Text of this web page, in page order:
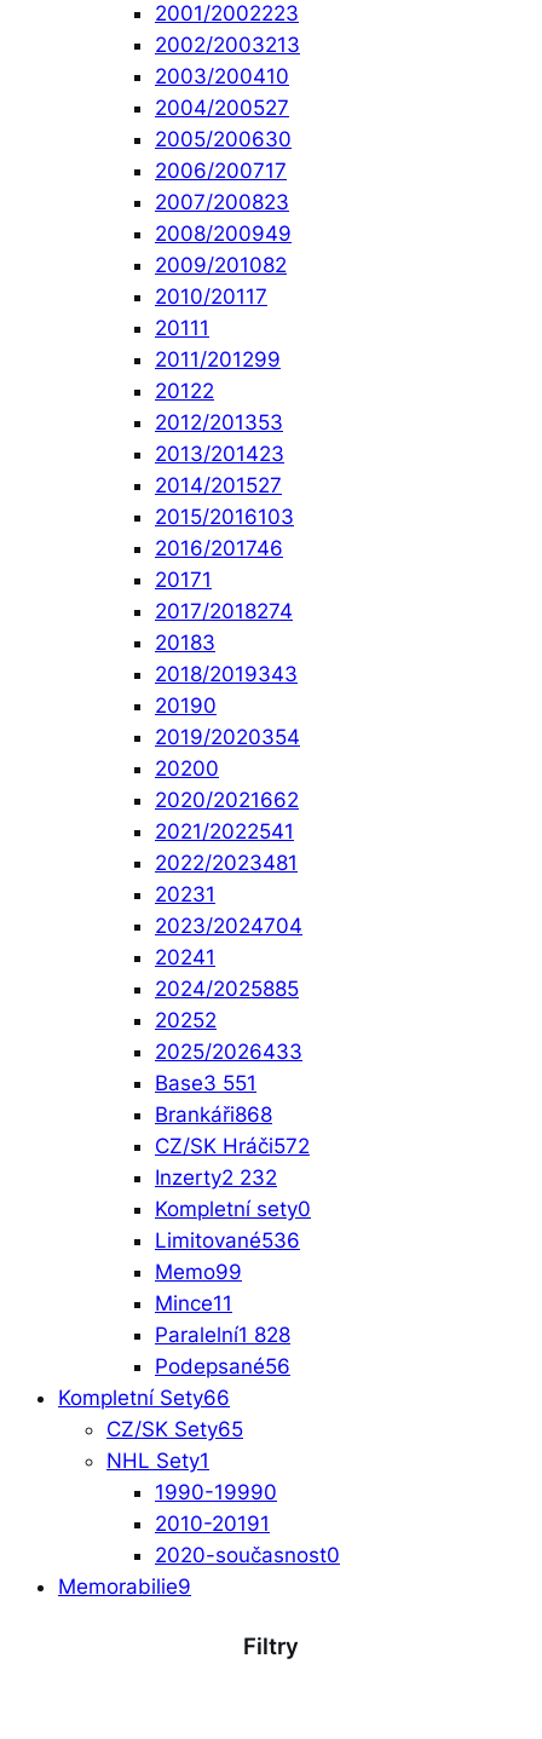
2001/2002223
2002/2003213
2003/200410
2004/200527
2005/200630
2006/200717
2007/200823
2008/200949
2009/201082
2010/20117
20111
2011/201299
20122
2012/201353
2013/201423
2014/201527
2015/2016103
2016/201746
20171
2017/2018274
20183
2018/2019343
20190
2019/2020354
20200
2020/2021662
2021/2022541
2022/2023481
20231
2023/2024704
20241
2024/2025885
20252
2025/2026433
Base3 551
Brankáři868
CZ/SK Hráči572
Inzerty2 232
Kompletní sety0
Limitované536
Memo99
Mince11
Paralelní1 828
Podepsané56
Kompletní Sety66
CZ/SK Sety65
NHL Sety1
1990-19990
2010-20191
2020-současnost0
Memorabilie9
Filtry